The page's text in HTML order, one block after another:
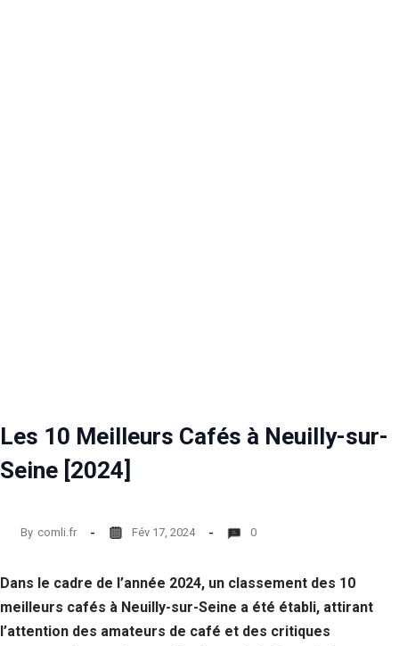
Les 10 Meilleurs Cafés à Neuilly-sur-
Seine [2024]
By comli.fr Fév 17, 2024 0
Dans le cadre de l’année 2024, un classement des 10
meilleurs cafés à Neuilly-sur-Seine a été établi, attirant
l’attention des amateurs de café et des critiques